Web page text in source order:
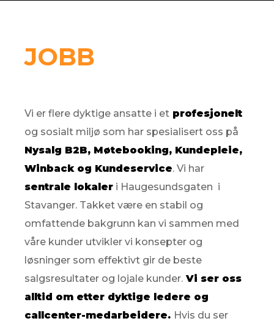
JOBB
Vi er flere dyktige ansatte i et profesjonelt
og sosialt miljø som har spesialisert oss på
Nysalg B2B, Møtebooking, Kundepleie,
Winback og Kundeservice. Vi har
sentrale lokaler i Haugesundsgaten i
Stavanger. Takket være en stabil og
omfattende bakgrunn kan vi sammen med
våre kunder utvikler vi konsepter og
løsninger som effektivt gir de beste
salgsresultater og lojale kunder. Vi ser oss
alltid om etter dyktige ledere og
callcenter-medarbeidere. Hvis du ser